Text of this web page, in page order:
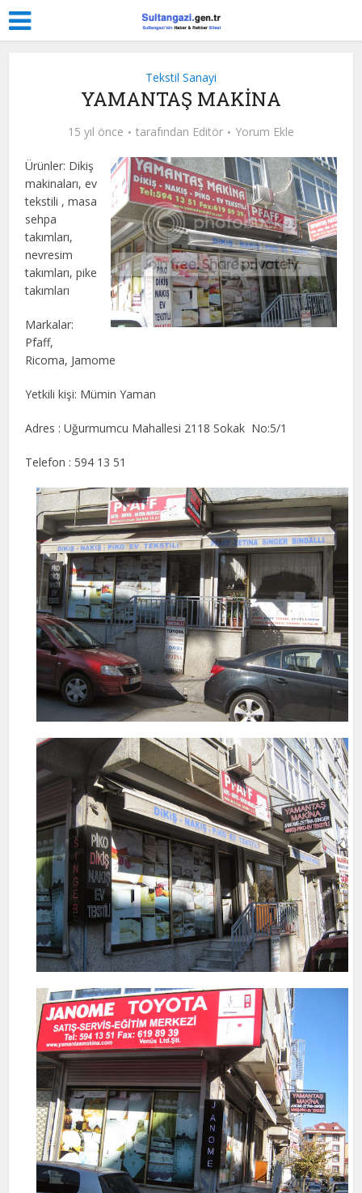
Tekstil Sanayi
YAMANTAŞ MAKİNA
15 yıl önce tarafından Editör Yorum Ekle
Ürünler: Dikiş
makinaları, ev
tekstili , masa
sehpa
takımları,
nevresim
takımları, pike
takımları
Markalar:
Pfaff,
Ricoma, Jamome
Yetkili kişi: Mümin Yaman
Adres : Uğurmumcu Mahallesi 2118 Sokak No:5/1
Telefon : 594 13 51